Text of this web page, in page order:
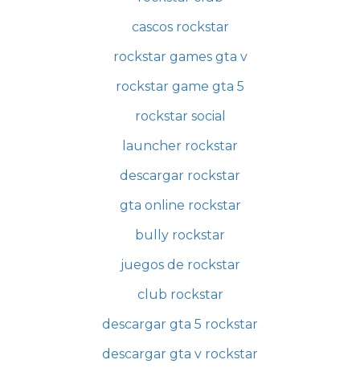
cascos rockstar
rockstar games gta v
rockstar game gta 5
rockstar social
launcher rockstar
descargar rockstar
gta online rockstar
bully rockstar
juegos de rockstar
club rockstar
descargar gta 5 rockstar
descargar gta v rockstar